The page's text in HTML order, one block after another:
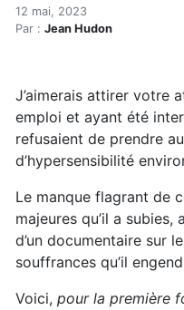
Accueil
Articles
Une once
12 mai, 2023
Par : Jean Hudon
J’aimerais attirer votre
emploi et ayant été
refusaient de prendre
d’hypersensibilité
Le manque flagrant de
majeures qu’il a
d’un documentaire sur
souffrances qu’il
Voici, pour la première